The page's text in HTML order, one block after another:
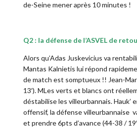
de-Seine mener après 10 minutes !
Q2 : la défense de l’ASVEL de
Alors qu’Adas Juskevicius va
Mantas Kalnietis lui répond
de match est somptueux !! Jean-
13′). MLes verts et blancs ont
déstabilise les villeurbannais.
offensif, la défense villeurbannaise
et prendre 6pts d’avance (44-38 /